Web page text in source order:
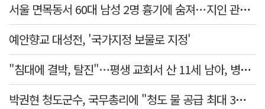
서울 면목동서 60대 남성 2명 흉기에 숨져…지인 관계로 추정
예안향교 대성전, '국가지정 보물로 지정'
"침대에 결박, 탈진"…평생 교회서 산 11세 남아, 병원 이송 끝 숨져
박권현 청도군수, 국무총리에 "청도 물 공급 최대 3만t 늘려달라"